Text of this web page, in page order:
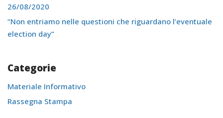
26/08/2020
“Non entriamo nelle questioni che riguardano l’eventuale
election day”
Categorie
Materiale Informativo
Rassegna Stampa